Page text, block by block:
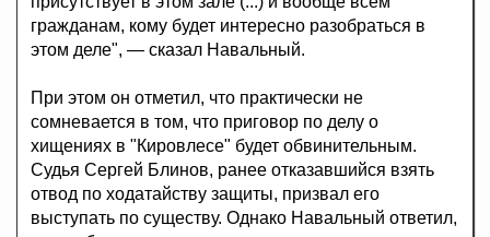
гражданам, кому будет интересно разобраться в
этом деле", — сказал Навальный.
При этом он отметил, что практически не
сомневается в том, что приговор по делу о
хищениях в "Кировлесе" будет обвинительным.
Судья Сергей Блинов, ранее отказавшийся взять
отвод по ходатайству защиты, призвал его
выступать по существу. Однако Навальный ответил,